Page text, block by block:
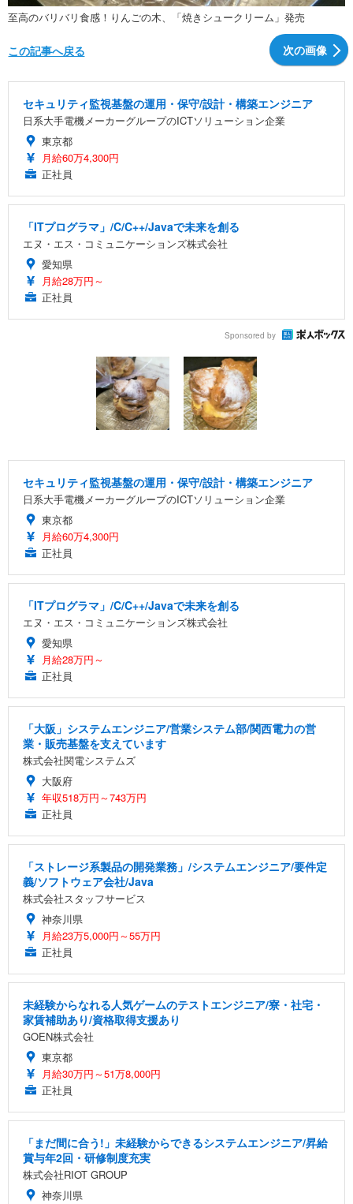
至高のバリバリ食感！りんごの木、「焼きシュークリーム」発売
次の画像
この記事へ戻る
セキュリティ監視基盤の運用・保守/設計・構築エンジニア
日系大手電機メーカーグループのICTソリューション企業
東京都
月給60万4,300円
正社員
「ITプログラマ」/C/C++/Javaで未来を創る
エヌ・エス・コミュニケーションズ株式会社
愛知県
月給28万円～
正社員
Sponsored by
セキュリティ監視基盤の運用・保守/設計・構築エンジニア
日系大手電機メーカーグループのICTソリューション企業
東京都
月給60万4,300円
正社員
「ITプログラマ」/C/C++/Javaで未来を創る
エヌ・エス・コミュニケーションズ株式会社
愛知県
月給28万円～
正社員
「大阪」システムエンジニア/営業システム部/関西電力の営
業・販売基盤を支えています
株式会社関電システムズ
大阪府
年収518万円～743万円
正社員
「ストレージ系製品の開発業務」/システムエンジニア/要件定
義/ソフトウェア会社/Java
株式会社スタッフサービス
神奈川県
月給23万5,000円～55万円
正社員
未経験からなれる人気ゲームのテストエンジニア/寮・社宅・
家賃補助あり/資格取得支援あり
GOEN株式会社
東京都
月給30万円～51万8,000円
正社員
「まだ間に合う!」未経験からできるシステムエンジニア/昇給
賞与年2回・研修制度充実
株式会社RIOT GROUP
神奈川県